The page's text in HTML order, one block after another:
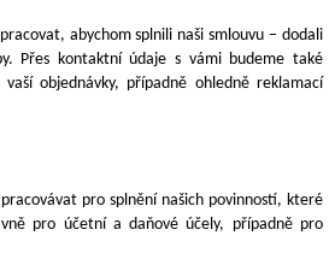
abychom splnili naši smlouvu – dodali
. Přes kontaktní údaje s vámi budeme také
objednávky, případně ohledně reklamací
pro splnění našich povinností, které
pro účetní a daňové účely, případně pro